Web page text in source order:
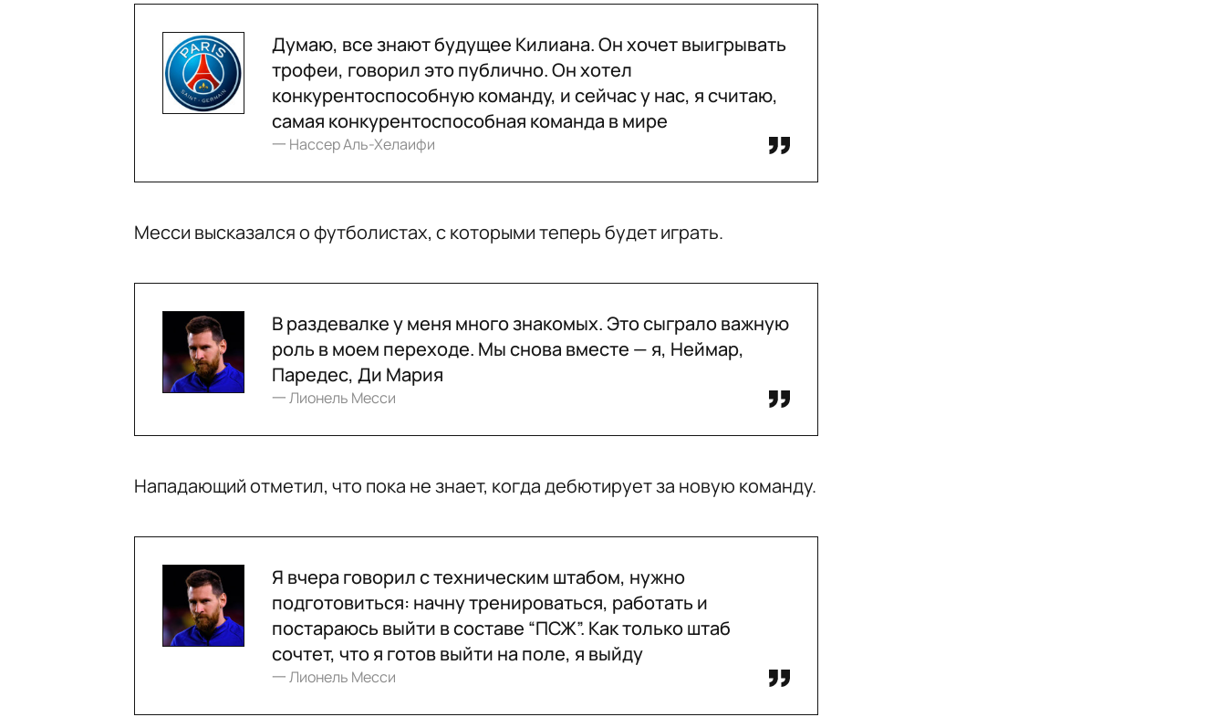
Думаю, все знают будущее Килиана. Он хочет выигрывать
трофеи, говорил это публично. Он хотел
конкурентоспособную команду, и сейчас у нас, я считаю,
самая конкурентоспособная команда в мире
一 Нассер Аль-Хелаифи
Месси высказался о футболистах, с которыми теперь будет играть.
В раздевалке у меня много знакомых. Это сыграло важную
роль в моем переходе. Мы снова вместе — я, Неймар,
Паредес, Ди Мария
一 Лионель Месси
Нападающий отметил, что пока не знает, когда дебютирует за новую команду.
Я вчера говорил с техническим штабом, нужно
подготовиться: начну тренироваться, работать и
постараюсь выйти в составе “ПСЖ”. Как только штаб
сочтет, что я готов выйти на поле, я выйду
一 Лионель Месси